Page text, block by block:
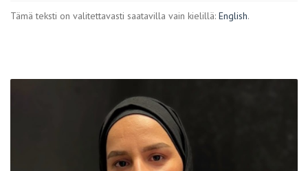
Tämä teksti on valitettavasti saatavilla vain kielillä: English.